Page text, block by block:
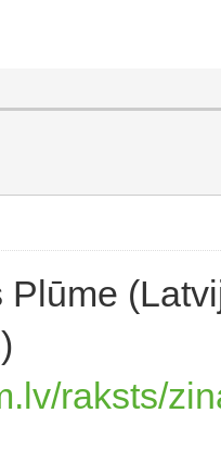
Plūme
raksts/